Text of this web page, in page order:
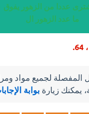
ما عدد الزهور ال
المفصلة لجميع مواد
يمكنك زيارة بوابة